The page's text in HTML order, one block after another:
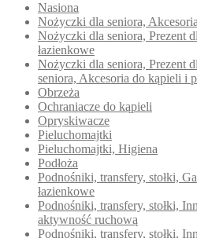
Nasiona
Nożyczki dla seniora,
Nożyczki dla seniora, Prezent
łazienkowe
Nożyczki dla seniora, Prezent
seniora, Akcesoria do kąpieli i
Obrzeża
Ochraniacze do kąpieli
Opryskiwacze
Pieluchomajtki
Pieluchomajtki, Higiena
Podłoża
Podnośniki, transfery, stołki,
łazienkowe
Podnośniki, transfery, stołki,
aktywność ruchową
Podnośniki, transfery, stołki,